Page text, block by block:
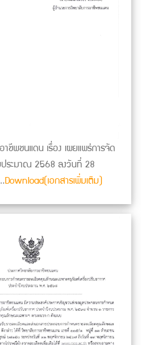
ชีพชนแดน เรื่อง เผยแพร่การจัด
ระมาณ 2568 ลงวันที่ 28
Download(เอกสารเพิ่มเติม)